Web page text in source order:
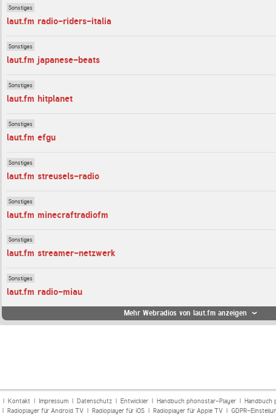
Sonstiges
laut.fm radio-riders-italia
Sonstiges
laut.fm japanese-beats
Sonstiges
laut.fm hitplanet
Sonstiges
laut.fm efgu
Sonstiges
laut.fm streusels-radio
Sonstiges
laut.fm minecraftradiofm
Sonstiges
laut.fm streamer-netzwerk
Sonstiges
laut.fm radio-miau
Mehr Webradios von laut.fm anzeigen
Kontakt| Impressum| Datenschutz| Entwickler| Handbuch phonostar-Player| Handbuch
Radioplayer für Android TV| Radioplayer für iOS| Radioplayer für Apple TV| GDPR-